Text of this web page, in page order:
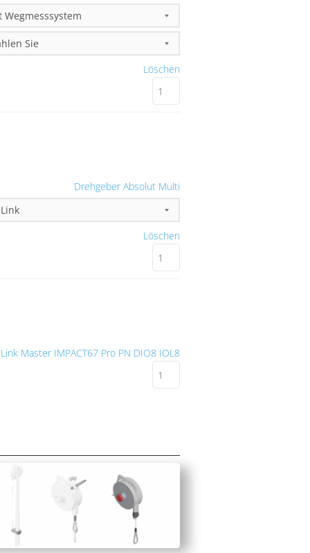
Löschen
Drehgeber Absolut Multi
Löschen
Master IMPACT67 Pro PN DIO8 IOL8